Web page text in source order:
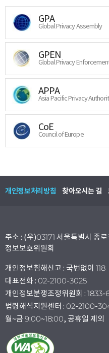
GPA
Global Privacy Assembly
GPEN
Global Privacy
APPA
Asia Pacific Privacy
CoE
Council of Europe
개인정보처리방침 찾아오시는 길
주소 : (우)03171 서울특별시 종
정보보호위원회
개인정보침해신고 : 국번없이 118
대표전화 : 02-2100-3025
개인정보분쟁조정위원회 :
법령해석지원센터 : 02-2100-
월~금 9:00~18:00, 공휴일 제외